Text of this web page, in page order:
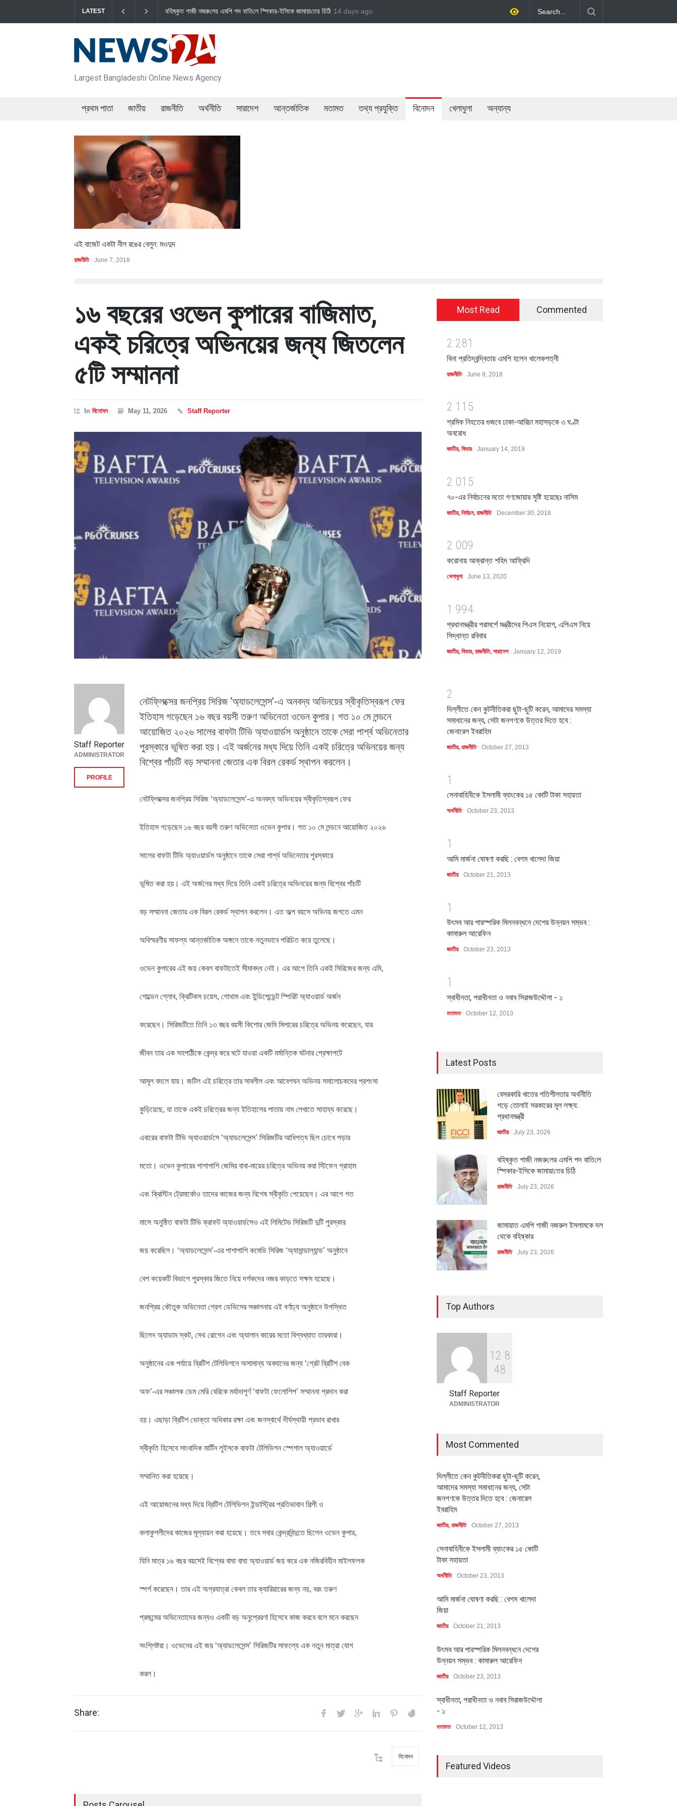
LATEST
বহিষ্কৃত গাজী নজরু‌লের এম‌পি পদ বা‌তি‌লে স্পিকার-ইসিকে জামায়া‌তের চি‌ঠি জামায়াত এমপি গাজী নজরুল ইসলামকে দল থেকে বহিষ্কার বেসরকারি খাতের গতিশীলতায় অর্থনীতি গড়ে তোলাই সরকারের মূল লক্ষ্য: প্রধানমন্ত্রী
14 days ago
Largest Bangladeshi Online News Agency
প্রথম পাতা জাতীয় রাজনীতি অর্থনীতি সারাদেশ আন্তর্জাতিক মতামত তথ্য প্রযুক্তি বিনোদন খেলাধুলা অন্যান্য
এই বাজেট একটা নীল রঙের বেলুন: মওদুদ
রাজনীতি June 7, 2018
১৬ বছরের ওভেন কুপারের বাজিমাত,
একই চরিত্রে অভিনয়ের জন্য জিতলেন
৫টি সম্মাননা
In বিনোদন May 11, 2026 Staff Reporter
নেটফ্লিক্সের জনপ্রিয় সিরিজ ‘অ্যাডলেসেন্স’-এ অনবদ্য অভিনয়ের স্বীকৃতিস্বরূপ ফের
ইতিহাস গড়েছেন ১৬ বছর বয়সী তরুণ অভিনেতা ওভেন কুপার। গত ১০ মে লন্ডনে
আয়োজিত ২০২৬ সালের বাফটা টিভি অ্যাওয়ার্ডস অনুষ্ঠানে তাকে সেরা পার্শ্ব অভিনেতার
পুরস্কারে ভূষিত করা হয়। এই অর্জনের মধ্য দিয়ে তিনি একই চরিত্রে অভিনয়ের জন্য
বিশ্বের পাঁচটি বড় সম্মাননা জেতার এক বিরল রেকর্ড স্থাপন করলেন।
নেটফ্লিক্সের জনপ্রিয় সিরিজ ‘অ্যাডলেসেন্স’-এ অনবদ্য অভিনয়ের স্বীকৃতিস্বরূপ ফের
ইতিহাস গড়েছেন ১৬ বছর বয়সী তরুণ অভিনেতা ওভেন কুপার। গত ১০ মে লন্ডনে আয়োজিত ২০২৬
সালের বাফটা টিভি অ্যাওয়ার্ডস অনুষ্ঠানে তাকে সেরা পার্শ্ব অভিনেতার পুরস্কারে
ভূষিত করা হয়। এই অর্জনের মধ্য দিয়ে তিনি একই চরিত্রে অভিনয়ের জন্য বিশ্বের পাঁচটি
বড় সম্মাননা জেতার এক বিরল রেকর্ড স্থাপন করলেন। এত অল্প বয়সে অভিনয় জগতে এমন
অবিস্মরণীয় সাফল্য আন্তর্জাতিক অঙ্গনে তাকে নতুনভাবে পরিচিত করে তুলেছে।
ওভেন কুপারের এই জয় কেবল বাফটাতেই সীমাবদ্ধ নেই। এর আগে তিনি একই সিরিজের জন্য এমি,
গোল্ডেন গ্লোব, ক্রিটিকস চয়েস, গোথাম এবং ইন্ডিপেন্ডেন্ট স্পিরিট অ্যাওয়ার্ড অর্জন
করেছেন। সিরিজটিতে তিনি ১৩ বছর বয়সী কিশোর জেমি মিলারের চরিত্রে অভিনয় করেছেন, যার
জীবন তার এক সহপাঠীকে কেন্দ্র করে ঘটে যাওয়া একটি মর্মান্তিক ঘটনার প্রেক্ষাপটে
আমূল বদলে যায়। জটিল এই চরিত্রে তার সাবলীল এবং আবেগঘন অভিনয় সমালোচকদের প্রশংসা
কুড়িয়েছে, যা তাকে একই চরিত্রের জন্য ইতিহাসের পাতায় নাম লেখাতে সাহায্য করেছে।
এবারের বাফটা টিভি অ্যাওয়ার্ডসে ‘অ্যাডলেসেন্স’ সিরিজটির আধিপত্য ছিল চোখে পড়ার
মতো। ওভেন কুপারের পাশাপাশি জেমির বাবা-মায়ের চরিত্রে অভিনয় করা স্টিফেন গ্রাহাম
এবং ক্রিস্টিন ট্রেমার্কোও তাদের কাজের জন্য বিশেষ স্বীকৃতি পেয়েছেন। এর আগে গত
মাসে অনুষ্ঠিত বাফটা টিভি ক্রাফট অ্যাওয়ার্ডসেও এই লিমিটেড সিরিজটি দুটি পুরস্কার
জয় করেছিল। ‘অ্যাডলেসেন্স’-এর পাশাপাশি কমেডি সিরিজ ‘অ্যামান্ডাল্যান্ড’ অনুষ্ঠানে
বেশ কয়েকটি বিভাগে পুরস্কার জিতে নিয়ে দর্শকদের নজর কাড়তে সক্ষম হয়েছে।
জনপ্রিয় কৌতুক অভিনেতা গ্রেগ ডেভিসের সঞ্চালনায় এই বর্ণাঢ্য অনুষ্ঠানে উপস্থিত
ছিলেন অ্যাডাম স্কট, সেথ রোগেন এবং অ্যালান কারের মতো বিশ্বখ্যাত তারকারা।
অনুষ্ঠানের এক পর্যায়ে ব্রিটিশ টেলিভিশনে অসামান্য অবদানের জন্য ‘গ্রেট ব্রিটিশ বেক
অফ’-এর সঞ্চালক ডেম মেরি বেরিকে মর্যাদাপূর্ণ ‘বাফটা ফেলোশিপ’ সম্মাননা প্রদান করা
হয়। এছাড়া ব্রিটিশ ভোক্তা অধিকার রক্ষা এবং জনস্বার্থে দীর্ঘস্থায়ী প্রভাব রাখার
স্বীকৃতি হিসেবে সাংবাদিক মার্টিন লুইসকে বাফটা টেলিভিশন স্পেশাল অ্যাওয়ার্ডে
সম্মানিত করা হয়েছে।
এই আয়োজনের মধ্য দিয়ে ব্রিটিশ টেলিভিশন ইন্ডাস্ট্রির প্রতিভাবান শিল্পী ও
কলাকুশলীদের কাজের মূল্যায়ন করা হয়েছে। তবে সবার কেন্দ্রবিন্দুতে ছিলেন ওভেন কুপার,
যিনি মাত্র ১৬ বছর বয়সেই বিশ্বের বাঘা বাঘা অ্যাওয়ার্ড জয় করে এক নজিরবিহীন মাইলফলক
স্পর্শ করেছেন। তার এই অগ্রযাত্রা কেবল তার ক্যারিয়ারের জন্য নয়, বরং তরুণ
প্রজন্মের অভিনেতাদের জন্যও একটি বড় অনুপ্রেরণা হিসেবে কাজ করবে বলে মনে করছেন
সংশ্লিষ্টরা। ওভেনের এই জয় ‘অ্যাডলেসেন্স’ সিরিজটির সাফল্যে এক নতুন মাত্রা যোগ
করল।
Staff Reporter
ADMINISTRATOR
PROFILE
Share:
বিনোদন
Most Read Commented
2 281
বিনা প্রতিদ্বন্দ্বিতায় এমপি হলেন খালেকপত্নী
রাজনীতি June 8, 2018
2 1 1 5
শ্রমিক নিহতের গুজবে ঢাকা-আরিচা মহাসড়কে ৩ ঘণ্টা
অবরোধ
জাতীয়, ফিচার January 14, 2019
2 01 5
৭০-এর নির্বাচনের মতো গণজোয়ার সৃষ্টি হয়েছেঃ নাসিম
জাতীয়, নির্বাচন, রাজনীতি December 30, 2018
2 009
করোনায় আক্রান্ত শহিদ আফ্রিদি
খেলাধুলা June 13, 2020
1 994
প্রধানমন্ত্রীর পরামর্শে মন্ত্রীদের পিএস নিয়োগ, এপিএস নিয়ে
সিদ্ধান্ত রবিবার
জাতীয়, ফিচার, রাজনীতি, সারাদেশ January 12, 2019
2
দিল্লীতে কেন কুটনীতিকরা ছুটা-ছুটি করেন, আমাদের সমস্যা
সমাধানের জন্য, সেটা জনগণকে উত্তর দিতে হবে :
জেনারেল ইবরাহিম
জাতীয়, রাজনীতি October 27, 2013
1
সেনাবাহিনীকে ইসলামী ব্যাংকের ১৫ কোটি টাকা সহায়তা
অর্থনীতি October 23, 2013
1
আমি মার্জনা ঘোষণা করছি : বেগম খালেদা জিয়া
জাতীয় October 21, 2013
1
উৎসব আর পারস্পরিক মিলনবন্ধনে দেশের উন্নয়ন সম্ভব :
কামারুল আরেফিন
জাতীয় October 23, 2013
1
স্বাধীনতা, পরাধীনতা ও নবাব সিরাজউদ্দৌলা - ১
মতামত October 12, 2013
Latest Posts
বেসরকারি খাতের গতিশীলতায় অর্থনীতি
গড়ে তোলাই সরকারের মূল লক্ষ্য:
প্রধানমন্ত্রী
জাতীয় July 23, 2026
বহিষ্কৃত গাজী নজরু‌লের এম‌পি পদ বা‌তি‌লে
স্পিকার-ইসিকে জামায়া‌তের চি‌ঠি
রাজনীতি July 23, 2026
জামায়াত এমপি গাজী নজরুল ইসলামকে দল
থেকে বহিষ্কার
রাজনীতি July 23, 2026
বৈশ্বিক প্রতিযোগিতা সক্ষমতা বাড়াতে
পোশাক শিল্পে নতুন উদ্যোগ
Top Authors
1 2 8
48
Staff Reporter
ADMINISTRATOR
Most Commented
দিল্লীতে কেন কুটনীতিকরা ছুটা-ছুটি করেন,
আমাদের সমস্যা সমাধানের জন্য, সেটা
জনগণকে উত্তর দিতে হবে : জেনারেল
ইবরাহিম
জাতীয়, রাজনীতি October 27, 2013
সেনাবাহিনীকে ইসলামী ব্যাংকের ১৫ কোটি
টাকা সহায়তা
অর্থনীতি October 23, 2013
আমি মার্জনা ঘোষণা করছি : বেগম খালেদা
জিয়া
জাতীয় October 21, 2013
উৎসব আর পারস্পরিক মিলনবন্ধনে দেশের
উন্নয়ন সম্ভব : কামারুল আরেফিন
জাতীয় October 23, 2013
স্বাধীনতা, পরাধীনতা ও নবাব সিরাজউদ্দৌলা
- ১
মতামত October 12, 2013
Featured Videos